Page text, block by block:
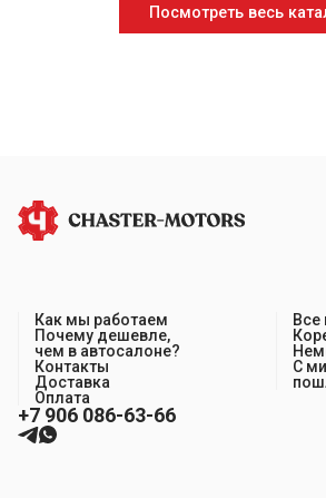
Посмотреть весь
Как мы работаем
Почему дешевле,
чем в автосалоне?
Контакты
Доставка
Оплата
Все
С
+7 906 086-63-66